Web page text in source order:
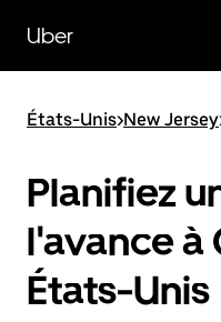
contenu
principal
Uber
États-Unis>New Jersey
Planifiez
l'avance à
États-Unis